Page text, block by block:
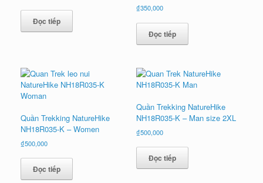
Đọc tiếp
₫350,000
Đọc tiếp
Quần Trekking NatureHike
NH18R035-K – Women
₫500,000
Đọc tiếp
Quần Trekking NatureHike
NH18R035-K – Man size 2XL
₫500,000
Đọc tiếp